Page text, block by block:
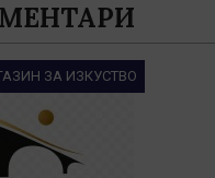
ЗА ИЗКУСТВО